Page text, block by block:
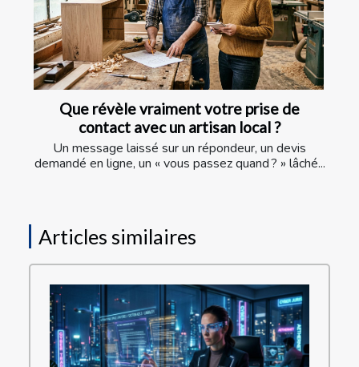
Que révèle vraiment votre prise de
contact avec un artisan local ?
Un message laissé sur un répondeur, un devis
demandé en ligne, un « vous passez quand ? » lâché...
Articles similaires